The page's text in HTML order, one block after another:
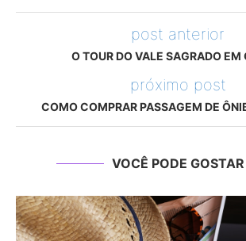
post anterior
O TOUR DO VALE SAGRADO EM
próximo post
COMO COMPRAR PASSAGEM DE
VOCÊ PODE GOSTAR